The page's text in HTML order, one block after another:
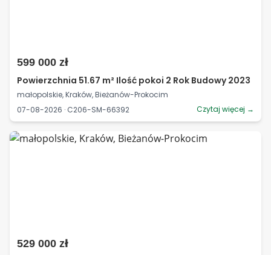
599 000 zł
Powierzchnia 51.67 m² Ilość pokoi 2 Rok Budowy 2023
małopolskie, Kraków, Bieżanów-Prokocim
07-08-2026 · C206-SM-66392
Czytaj więcej →
529 000 zł